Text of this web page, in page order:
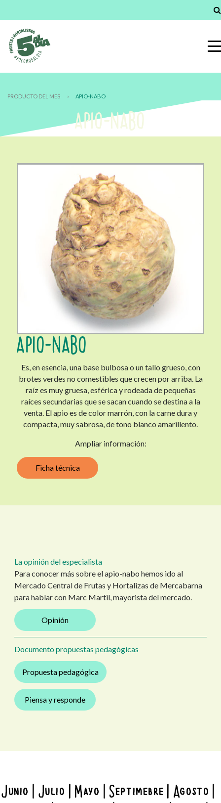
PRODUCTO DEL MES › APIO-NABO
APIO-NABO
APIO-NABO
Es, en esencia, una base bulbosa o un tallo grueso, con
brotes verdes no comestibles que crecen por arriba. La
raíz es muy gruesa, esférica y rodeada de pequeñas
raíces secundarias que se sacan cuando se destina a la
venta. El apio es de color marrón, con la carne dura y
compacta, muy sabrosa, de tono blanco amarillento.
Ampliar información:
Ficha técnica
La opinión del especialista
Para conocer más sobre el apio-nabo hemos ido al
Mercado Central de Frutas y Hortalizas de Mercabarna
para hablar con Marc Martil, mayorista del mercado.
Opinión
Documento propuestas pedagógicas
Propuesta pedagógica
Piensa y responde
Junio Julio Mayo Septimebre Agosto